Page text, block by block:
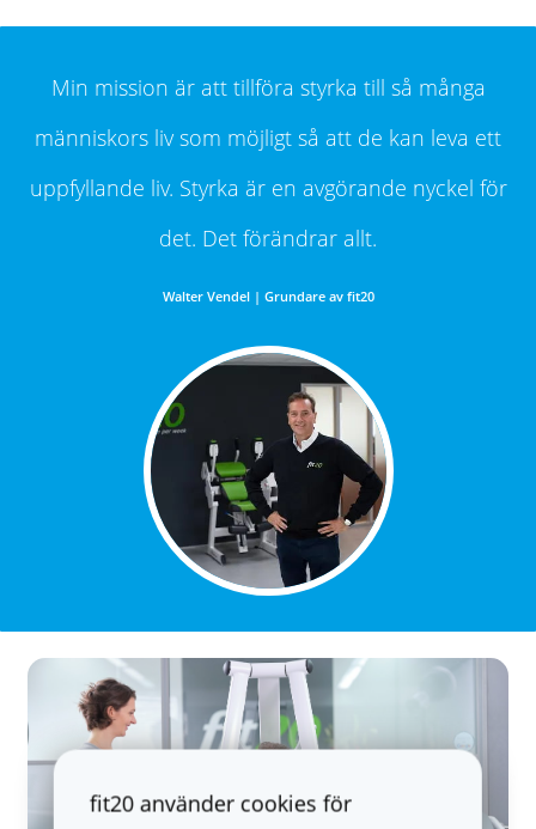
fit20 använder cookies för
Min mission är att tillföra styrka till så många
människors liv som möjligt så att de kan leva ett
uppfyllande liv. Styrka är en avgörande nyckel för
det. Det förändrar allt.
Walter Vendel | Grundare av fit20